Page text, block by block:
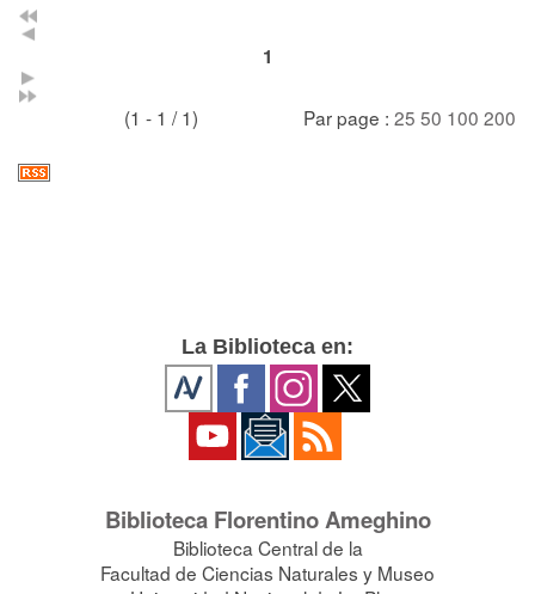
1
(1 - 1 / 1) Par page : 25 50 100 200
La Biblioteca en:
Biblioteca Florentino Ameghino
Biblioteca Central de la
Facultad de Ciencias Naturales y Museo